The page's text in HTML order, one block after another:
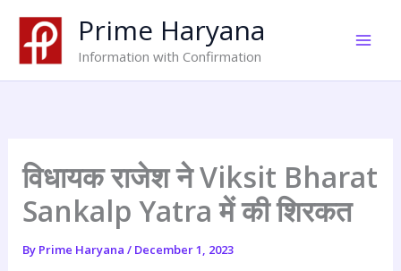
content
Prime Haryana
Information with Confirmation
विधायक राजेश ने Viksit Bharat
Sankalp Yatra में की शिरकत
By Prime Haryana / December 1, 2023